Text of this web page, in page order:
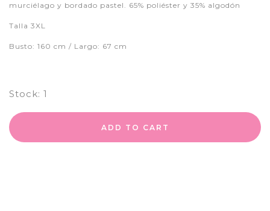
murciélago y bordado pastel. 65% poliéster y 35% algodón
Talla 3XL
Busto: 160 cm / Largo: 67 cm
Stock: 1
ADD TO CART